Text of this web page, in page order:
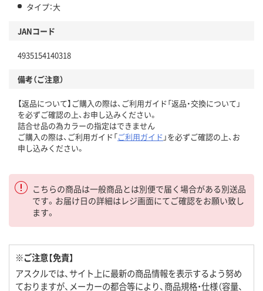
タイプ：大
JANコード
4935154140318
備考（ご注意）
【返品について】ご購入の際は、ご利用ガイド「返品・交換について」
を必ずご確認の上、お申し込みください。
詰合せ品の為カラーの指定はできません
ご購入の際は、ご利用ガイド「ご利用ガイド 」を必ずご確認の上、お
申し込みください。
こちらの商品は一般商品とは別便で届く場合がある別送品
です。お届け日の詳細はレジ画面にてご確認をお願い致し
ます。
※ご注意【免責】
アスクルでは、サイト上に最新の商品情報を表示するよう努め
ておりますが、メーカーの都合等により、商品規格・仕様（容量、